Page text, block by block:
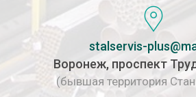
stalservis-
Воронеж, проспект
(бывшая территория